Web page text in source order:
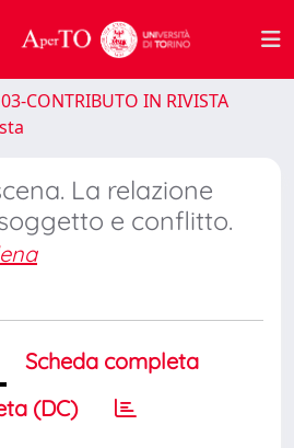
03-CONTRIBUTO IN RIVISTA
La relazione
e conflitto.
Scheda completa
(DC)